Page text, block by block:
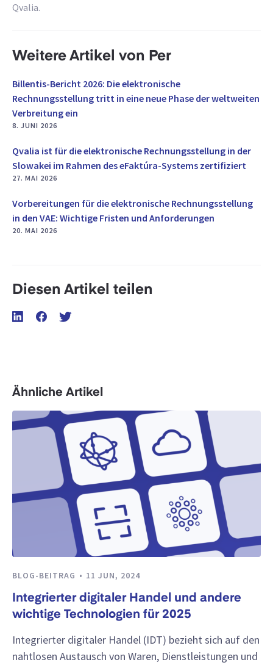
Qvalia.
Weitere Artikel von Per
Billentis-Bericht 2026: Die elektronische
Rechnungsstellung tritt in eine neue Phase der weltweiten
Verbreitung ein
8. JUNI 2026
Qvalia ist für die elektronische Rechnungsstellung in der
Slowakei im Rahmen des eFaktúra-Systems zertifiziert
27. MAI 2026
Vorbereitungen für die elektronische Rechnungsstellung
in den VAE: Wichtige Fristen und Anforderungen
20. MAI 2026
Diesen Artikel teilen
Ähnliche Artikel
BLOG-BEITRAG 11 JUN, 2024
Integrierter digitaler Handel und andere
wichtige Technologien für 2025
Integrierter digitaler Handel (IDT) bezieht sich auf den
nahtlosen Austausch von Waren, Dienstleistungen und